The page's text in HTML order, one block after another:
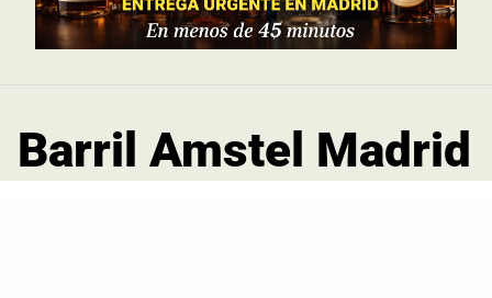
Barril Amstel Madrid